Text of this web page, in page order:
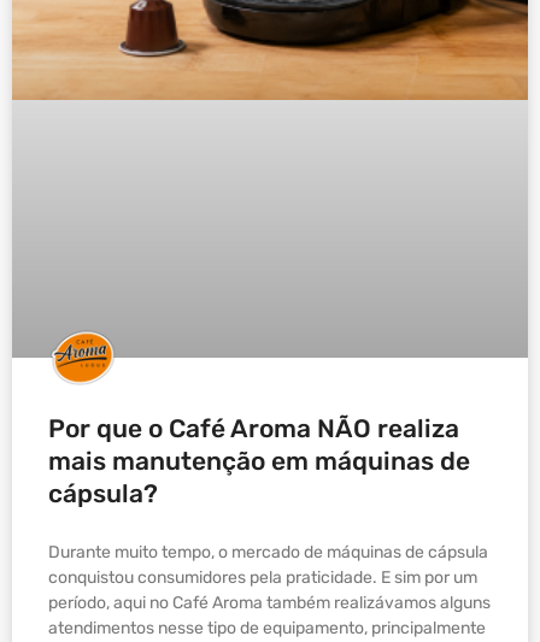
Por que o Café Aroma NÃO realiza
mais manutenção em máquinas de
cápsula?
Durante muito tempo, o mercado de máquinas de cápsula
conquistou consumidores pela praticidade. E sim por um
período, aqui no Café Aroma também realizávamos alguns
atendimentos nesse tipo de equipamento, principalmente